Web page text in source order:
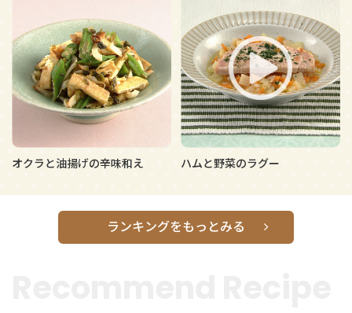
オクラと油揚げの辛味和え ハムと野菜のラグー
ランキングをもっとみる